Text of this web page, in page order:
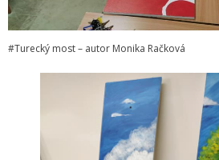
- - Organizačná štruktúra ZUŠ Poltár
- - Zriaďovacia listina ZUŠ Poltár
- - Zoznam platných vnútorných predpisov
- - Dodatok č.1, č.2 k ZL ZUŠ Poltár
- - Pedagogická rada
#Turecký most – autor Monika Račková